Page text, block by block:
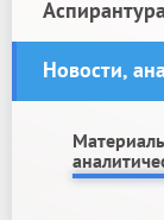
Аспирантура
Новости,